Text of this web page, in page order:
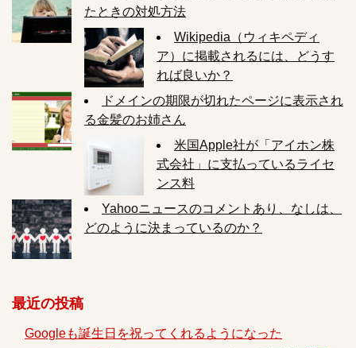
たときの対処方法
Wikipedia（ウィキペディ
ア）に掲載されるには、どうす
れば良いか？
ドメインの期限が切れたページに表示され
る金髪のお姉さん
米国Apple社が「アイホン株
式会社」に支払っているライセ
ンス料
Yahooニュースのコメントあり、なしは、
どのように決まっているのか？
最近の投稿
Googleも誕生日を祝ってくれるようになった